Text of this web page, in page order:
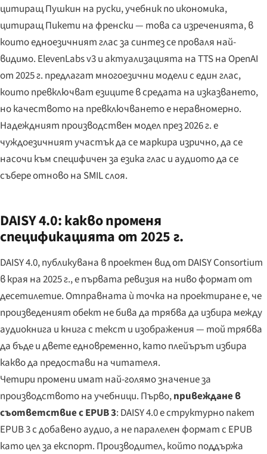
цитиращ Пушкин на руски, учебник по икономика,
цитиращ Пикети на френски — това са изреченията, в
които едноезичният глас за синтез се проваля най-
видимо. ElevenLabs v3 и актуализацията на TTS на OpenAI
от 2025 г. предлагат многоезични модели с един глас,
които превключват езиците в средата на изказването,
но качеството на превключването е неравномерно.
Надеждният производствен модел през 2026 г. е
чуждоезичният участък да се маркира изрично, да се
насочи към специфичен за езика глас и аудиото да се
събере отново на SMIL слоя.
DAISY 4.0: какво променя
спецификацията от 2025 г.
DAISY 4.0, публикувана в проектен вид от DAISY Consortium
в края на 2025 г., е първата ревизия на ниво формат от
десетилетие. Отправната ѝ точка на проектиране е, че
произведеният обект не бива да трябва да избира между
аудиокнига и книга с текст и изображения — той трябва
да бъде и двете едновременно, като плейърът избира
какво да предостави на читателя.
Четири промени имат най-голямо значение за
производството на учебници. Първо,привеждане в
съответствие с EPUB 3: DAISY 4.0 е структурно пакет
EPUB 3 с добавено аудио, а не паралелен формат с EPUB
като цел за експорт. Производител, който поддържа